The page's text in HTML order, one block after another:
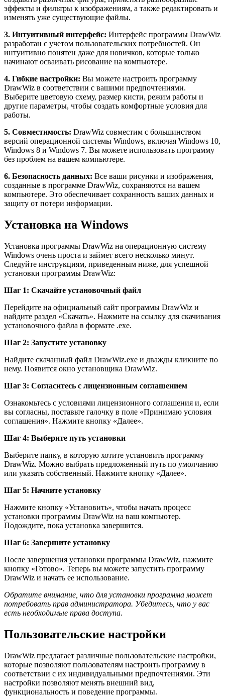
эффекты и фильтры к изображениям, а также редактировать и
изменять уже существующие файлы.
3. Интуитивный интерфейс: Интерфейс программы DrawWiz
разработан с учетом пользовательских потребностей. Он
интуитивно понятен даже для новичков, которые только
начинают осваивать рисование на компьютере.
4. Гибкие настройки: Вы можете настроить программу
DrawWiz в соответствии с вашими предпочтениями.
Выберите цветовую схему, размер кисти, режим работы и
другие параметры, чтобы создать комфортные условия для
работы.
5. Совместимость: DrawWiz совместим с большинством
версий операционной системы Windows, включая Windows 10,
Windows 8 и Windows 7. Вы можете использовать программу
без проблем на вашем компьютере.
6. Безопасность данных: Все ваши рисунки и изображения,
созданные в программе DrawWiz, сохраняются на вашем
компьютере. Это обеспечивает сохранность ваших данных и
защиту от потери информации.
Установка на Windows
Установка программы DrawWiz на операционную систему
Windows очень проста и займет всего несколько минут.
Следуйте инструкциям, приведенным ниже, для успешной
установки программы DrawWiz:
Шаг 1: Скачайте установочный файл
Перейдите на официальный сайт программы DrawWiz и
найдите раздел «Скачать». Нажмите на ссылку для скачивания
установочного файла в формате .exe.
Шаг 2: Запустите установку
Найдите скачанный файл DrawWiz.exe и дважды кликните по
нему. Появится окно установщика DrawWiz.
Шаг 3: Согласитесь с лицензионным соглашением
Ознакомьтесь с условиями лицензионного соглашения и, если
вы согласны, поставьте галочку в поле «Принимаю условия
соглашения». Нажмите кнопку «Далее».
Шаг 4: Выберите путь установки
Выберите папку, в которую хотите установить программу
DrawWiz. Можно выбрать предложенный путь по умолчанию
или указать собственный. Нажмите кнопку «Далее».
Шаг 5: Начните установку
Нажмите кнопку «Установить», чтобы начать процесс
установки программы DrawWiz на ваш компьютер.
Подождите, пока установка завершится.
Шаг 6: Завершите установку
После завершения установки программы DrawWiz, нажмите
кнопку «Готово». Теперь вы можете запустить программу
DrawWiz и начать ее использование.
Обратите внимание, что для установки программа может
потребовать прав администратора. Убедитесь, что у вас
есть необходимые права доступа.
Пользовательские настройки
DrawWiz предлагает различные пользовательские настройки,
которые позволяют пользователям настроить программу в
соответствии с их индивидуальными предпочтениями. Эти
настройки позволяют менять внешний вид,
функциональность и поведение программы.